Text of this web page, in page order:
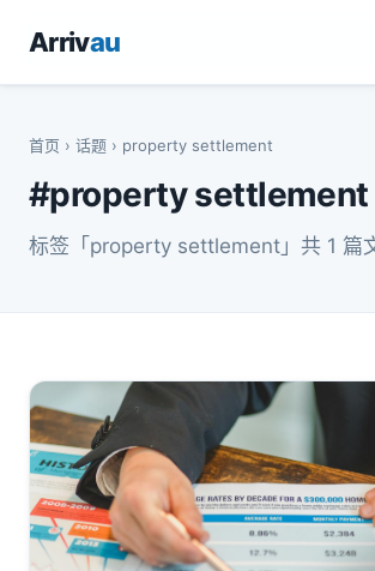
Arrivau
首页 › 话题 › property settlement
#property settlement
标签「property settlement」共 1 篇